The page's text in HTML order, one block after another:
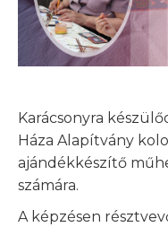
Karácsonyra
Háza Alapítvány
ajándékkészítő
számára.
A képzésen